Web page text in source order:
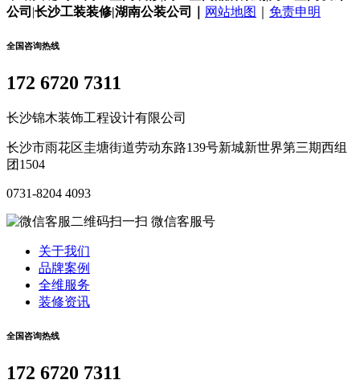
公司 |长沙工装装修|湖南公装公司｜ 网站地图 免责申明
全国咨询热线
172 6720 7311
长沙锦木装饰工程设计有限公司
长沙市雨花区圭塘街道劳动东路139号新城新世界第三期西组
团1504
0731-8204 4093
微信客服号
关于我们
品牌案例
全维服务
装修资讯
全国咨询热线
172 6720 7311